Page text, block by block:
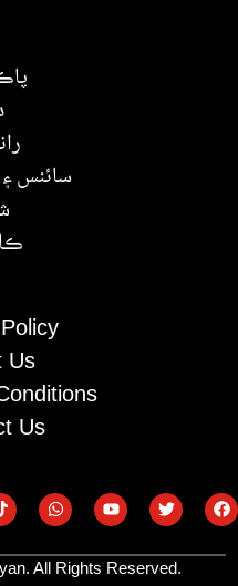
Us
Us
سائنس
All Rights Reserved.